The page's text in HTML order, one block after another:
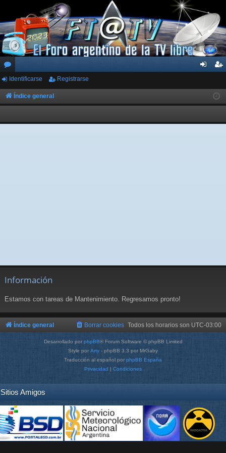
or
os
ar
ist
rs
Identificarse Registrarse
Índice general
Información
Estamos con tareas de Mantenimiento. Regresamos pronto!
Índice general Todos los horarios son UTC-03:00
Borrar cookies
Desarrollado por phpBB® Forum Software © phpBB Limited
Style por Arty - phpBB 3.3 por MrGaby
Traducción al español por phpBB España
Privacidad | Condiciones
Sitios Amigos